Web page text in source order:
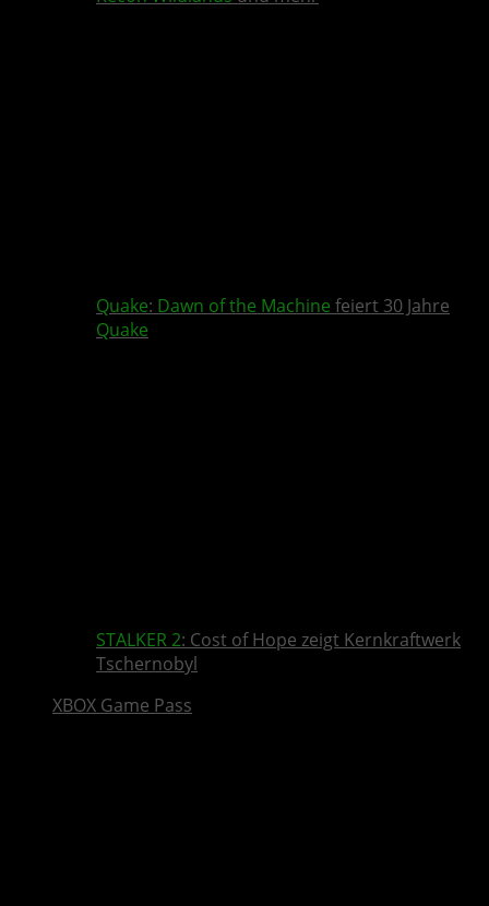
Quake: Dawn of the Machine feiert 30 Jahre
Quake
STALKER 2: Cost of Hope zeigt Kernkraftwerk
Tschernobyl
XBOX Game Pass